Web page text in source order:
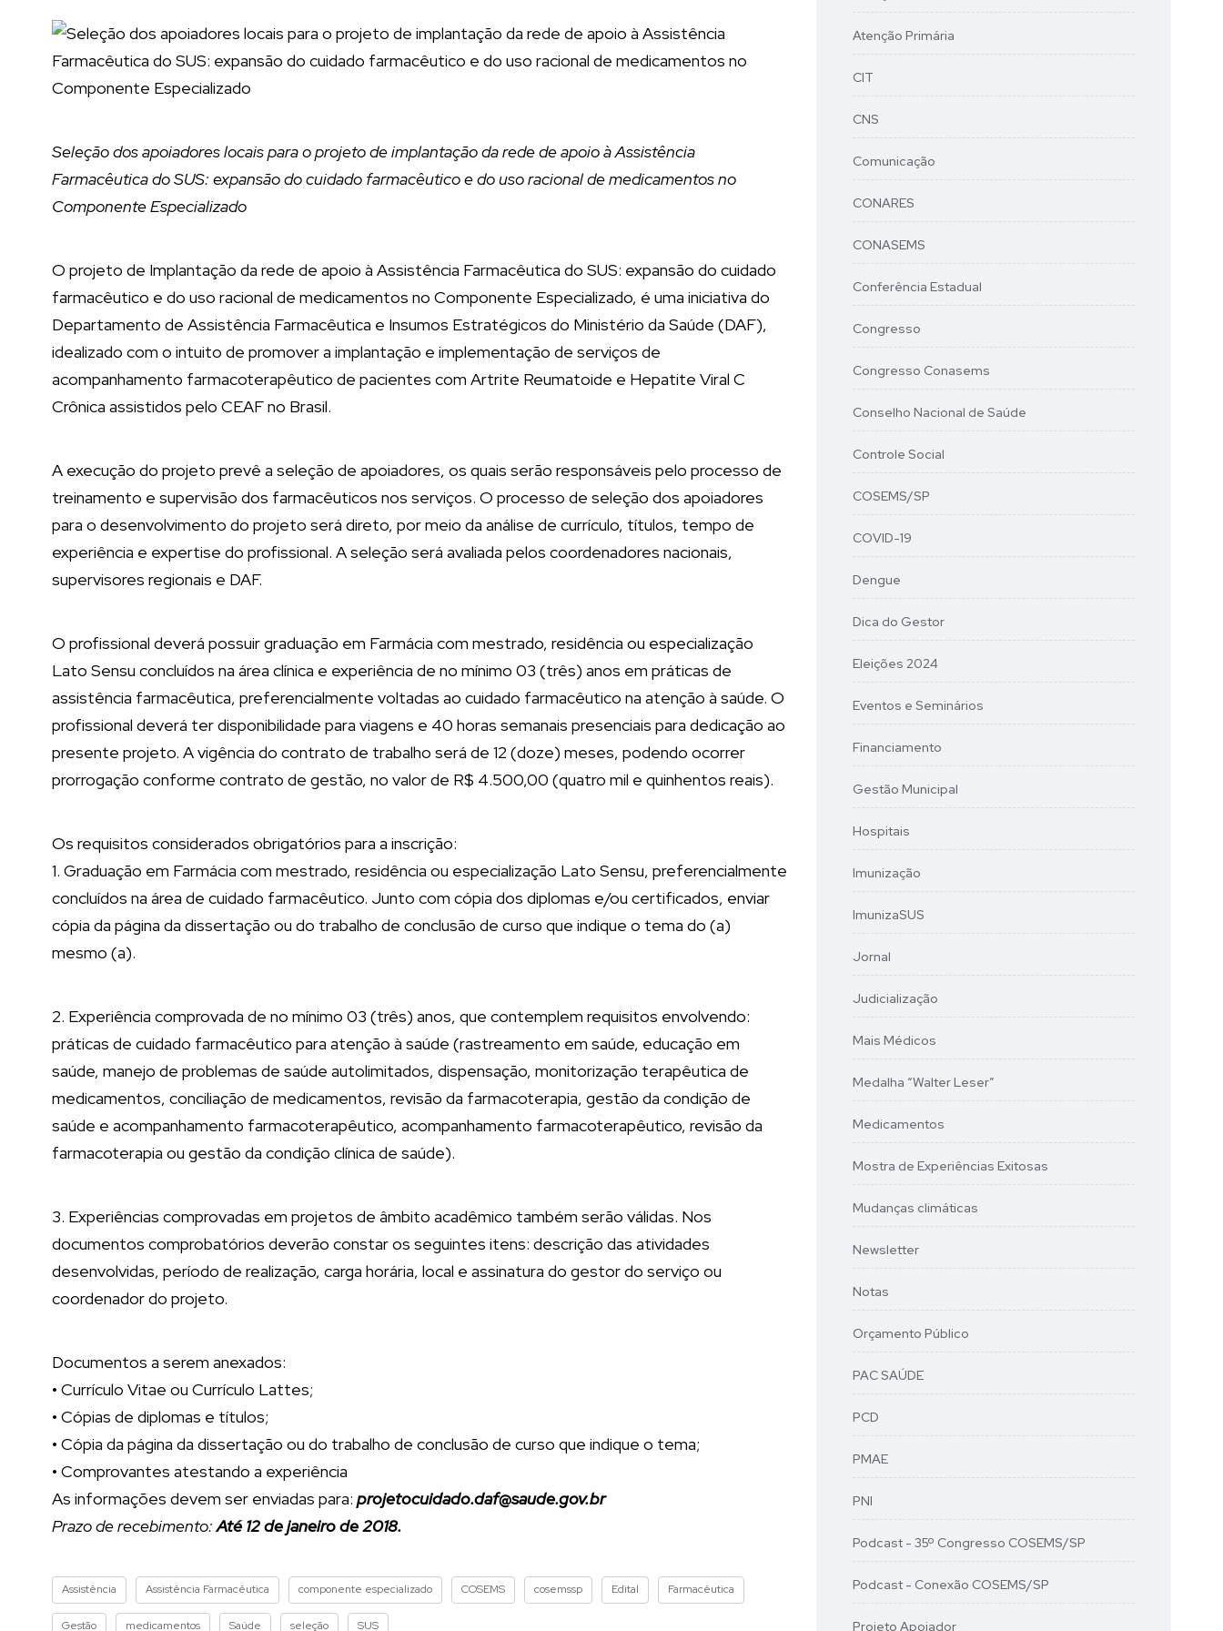
Seleção dos apoiadores locais para o projeto de implantação da rede de apoio à Assistência
Farmacêutica do SUS: expansão do cuidado farmacêutico e do uso racional de medicamentos no
Componente Especializado
O projeto de Implantação da rede de apoio à Assistência Farmacêutica do SUS: expansão do cuidado
farmacêutico e do uso racional de medicamentos no Componente Especializado, é uma iniciativa do
Departamento de Assistência Farmacêutica e Insumos Estratégicos do Ministério da Saúde (DAF),
idealizado com o intuito de promover a implantação e implementação de serviços de
acompanhamento farmacoterapêutico de pacientes com Artrite Reumatoide e Hepatite Viral C
Crônica assistidos pelo CEAF no Brasil.
A execução do projeto prevê a seleção de apoiadores, os quais serão responsáveis pelo processo de
treinamento e supervisão dos farmacêuticos nos serviços. O processo de seleção dos apoiadores
para o desenvolvimento do projeto será direto, por meio da análise de currículo, títulos, tempo de
experiência e expertise do profissional. A seleção será avaliada pelos coordenadores nacionais,
supervisores regionais e DAF.
O profissional deverá possuir graduação em Farmácia com mestrado, residência ou especialização
Lato Sensu concluídos na área clínica e experiência de no mínimo 03 (três) anos em práticas de
assistência farmacêutica, preferencialmente voltadas ao cuidado farmacêutico na atenção à saúde. O
profissional deverá ter disponibilidade para viagens e 40 horas semanais presenciais para dedicação ao
presente projeto. A vigência do contrato de trabalho será de 12 (doze) meses, podendo ocorrer
prorrogação conforme contrato de gestão, no valor de R$ 4.500,00 (quatro mil e quinhentos reais).
Os requisitos considerados obrigatórios para a inscrição:
1. Graduação em Farmácia com mestrado, residência ou especialização Lato Sensu, preferencialmente
concluídos na área de cuidado farmacêutico. Junto com cópia dos diplomas e/ou certificados, enviar
cópia da página da dissertação ou do trabalho de conclusão de curso que indique o tema do (a)
mesmo (a).
2. Experiência comprovada de no mínimo 03 (três) anos, que contemplem requisitos envolvendo:
práticas de cuidado farmacêutico para atenção à saúde (rastreamento em saúde, educação em
saúde, manejo de problemas de saúde autolimitados, dispensação, monitorização terapêutica de
medicamentos, conciliação de medicamentos, revisão da farmacoterapia, gestão da condição de
saúde e acompanhamento farmacoterapêutico, acompanhamento farmacoterapêutico, revisão da
farmacoterapia ou gestão da condição clínica de saúde).
3. Experiências comprovadas em projetos de âmbito acadêmico também serão válidas. Nos
documentos comprobatórios deverão constar os seguintes itens: descrição das atividades
desenvolvidas, período de realização, carga horária, local e assinatura do gestor do serviço ou
coordenador do projeto.
Documentos a serem anexados:
• Currículo Vitae ou Currículo Lattes;
• Cópias de diplomas e títulos;
• Cópia da página da dissertação ou do trabalho de conclusão de curso que indique o tema;
• Comprovantes atestando a experiência
As informações devem ser enviadas para: projetocuidado.daf@saude.gov.br
Prazo de recebimento:Até 12 de janeiro de 2018.
Assistência Assistência Farmacêutica componente especializado COSEMS cosemssp Edital Farmacêutica
Gestão medicamentos Saúde seleção SUS
Atenção Primária
CIT
CNS
Comunicação
CONARES
CONASEMS
Conferência Estadual
Congresso
Congresso Conasems
Conselho Nacional de Saúde
Controle Social
COSEMS/SP
COVID-19
Dengue
Dica do Gestor
Eleições 2024
Eventos e Seminários
Financiamento
Gestão Municipal
Hospitais
Imunização
ImunizaSUS
Jornal
Judicialização
Mais Médicos
Medalha “Walter Leser”
Medicamentos
Mostra de Experiências Exitosas
Mudanças climáticas
Newsletter
Notas
Orçamento Público
PAC SAÚDE
PCD
PMAE
PNI
Podcast - 35º Congresso COSEMS/SP
Podcast - Conexão COSEMS/SP
Projeto Apoiador